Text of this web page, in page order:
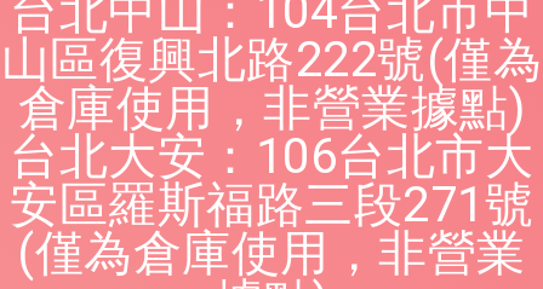
台北中山：104台北市中
山區復興北路222號(僅為
倉庫使用，非營業據點)
台北大安：106台北市大
安區羅斯福路三段271號
(僅為倉庫使用，非營業